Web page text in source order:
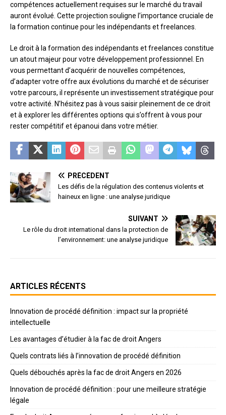
compétences actuellement requises sur le marché du travail
auront évolué. Cette projection souligne l’importance cruciale de
la formation continue pour les indépendants et freelances.
Le droit à la formation des indépendants et freelances constitue
un atout majeur pour votre développement professionnel. En
vous permettant d’acquérir de nouvelles compétences,
d’adapter votre offre aux évolutions du marché et de sécuriser
votre parcours, il représente un investissement stratégique pour
votre activité. N’hésitez pas à vous saisir pleinement de ce droit
et à explorer les différentes options qui s’offrent à vous pour
rester compétitif et épanoui dans votre métier.
PRÉCÉDENT
Les défis de la régulation des contenus violents et
haineux en ligne : une analyse juridique
SUIVANT
Le rôle du droit international dans la protection de
l’environnement: une analyse juridique
ARTICLES RÉCENTS
Innovation de procédé définition : impact sur la propriété
intellectuelle
Les avantages d’étudier à la fac de droit Angers
Quels contrats liés à l’innovation de procédé définition
Quels débouchés après la fac de droit Angers en 2026
Innovation de procédé définition : pour une meilleure stratégie
légale